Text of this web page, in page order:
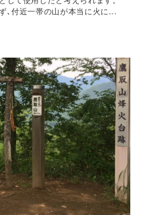
､付近一帯の山が本当に火に...